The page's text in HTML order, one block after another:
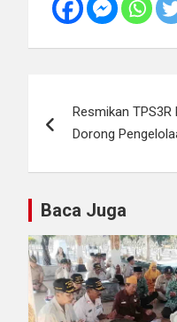
posResmikan
Dorong
Baca Juga